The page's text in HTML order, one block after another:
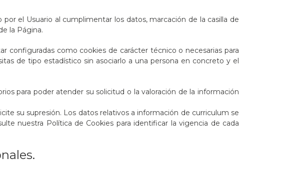
el Usuario al cumplimentar los datos, marcación de la casilla de
la Página.
configuradas como cookies de carácter técnico o necesarias para
de tipo estadístico sin asociarlo a una persona en concreto y el
para poder atender su solicitud o la valoración de la información
su supresión. Los datos relativos a información de curriculum se
nuestra Política de Cookies para identificar la vigencia de cada